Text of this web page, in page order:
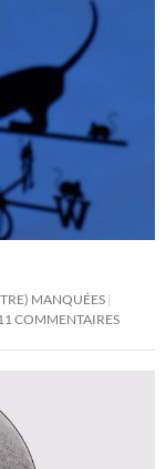
MANQUÉES
COMMENTAIRES